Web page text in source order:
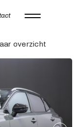
overzicht